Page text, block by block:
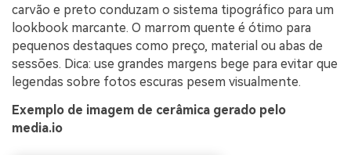
carvão e preto conduzam o sistema tipográfico para um
lookbook marcante. O marrom quente é ótimo para
pequenos destaques como preço, material ou abas de
sessões. Dica: use grandes margens bege para evitar que
legendas sobre fotos escuras pesem visualmente.
Exemplo de imagem de cerâmica gerado pelo
media.io